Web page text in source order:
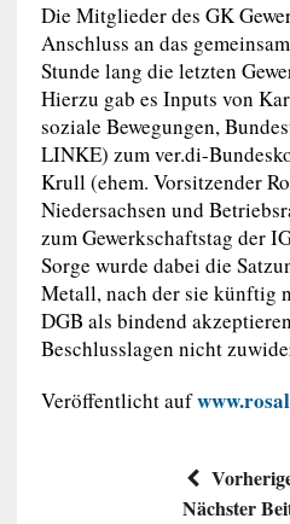
Die Mitglieder des GK
Anschluss an das
Stunde lang die letzten
Hierzu gab es Inputs von
soziale Bewegungen,
LINKE) zum ver.di-
Krull (ehem. Vorsitzender
Niedersachsen und
zum Gewerkschaftstag der
Sorge wurde dabei die
Metall, nach der sie künftig
DGB als bindend
Beschlusslagen nicht
Veröffentlicht auf
Nächster